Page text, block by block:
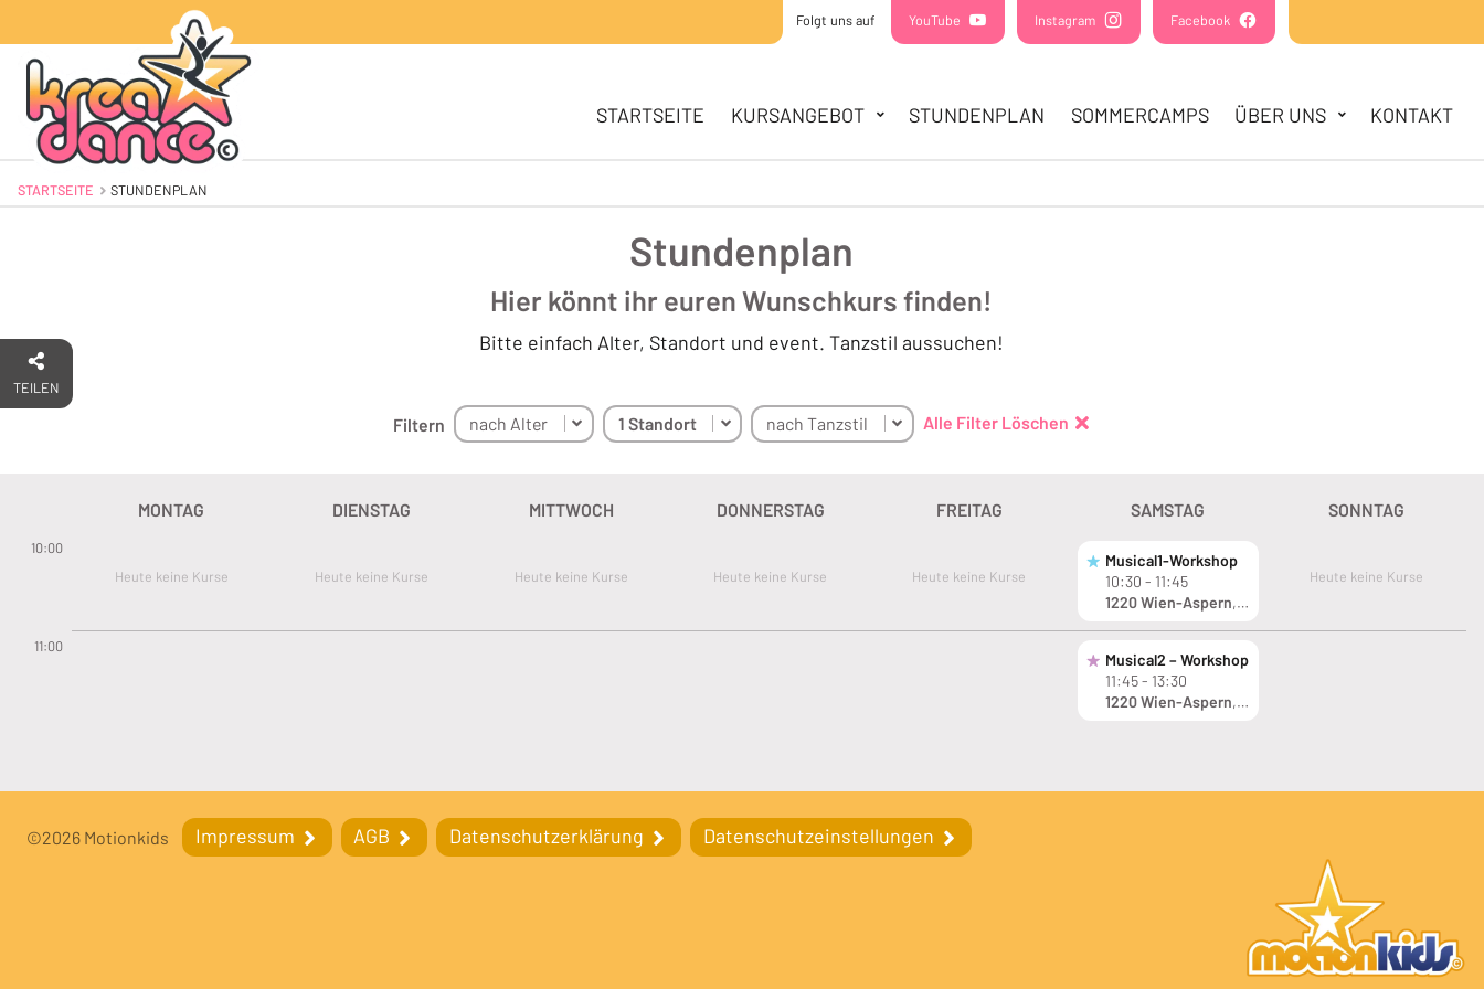
Folgt uns auf YouTube (Öffnet in einem neuen Tab oder Fenster)
Instagram (Öffnet in einem neuen Tab oder Fenster)
Facebook
HAUPTNAVIGATION
STARTSEITE
TEENS
STUNDENPLAN
SOMMERCAMPS
TEAM
KONTAKT
STARTSEITE KURSANGEBOT STUNDENPLAN SOMMERCAMPS ÜBER UNS KONTAKT
STARTSEITE AKTUELL: STUNDENPLAN
STUNDENPLAN
Stundenplan
Hier könnt ihr euren Wunschkurs finden!
Bitte einfach Alter, Standort und event. Tanzstil aussuchen!
Filtern nach Alter 1 Standort nach Tanzstil Alle Filter Löschen
MONTAG DIENSTAG MITTWOCH DONNERSTAG FREITAG SAMSTAG SONNTAG
10:00
Heute keine Kurse
Heute keine Kurse Heute keine Kurse Heute keine Kurse Heute keine Kurse
Musical1-Workshop
1220 Wien-Aspern
Musical1-Workshop
10:30 - 11:455-8 Jahre
1220 Wien-Aspern, Wimpffeng. 25/3 (mpff)
Heute keine Kurse
11:00
Musical2 – Workshop
1220 Wien-Aspern
Musical2 – Workshop
11:45 - 13:30
1220 Wien-Aspern, Wimpffeng. 25/3 (mpff)
Fußleistennavigation
Impressum
©2026 Motionkids Impressum AGB Datenschutzerklärung
Datenschutzeinstellungen
TEILEN